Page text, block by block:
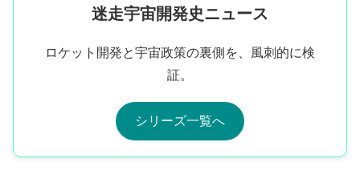
迷走宇宙開発史ニュース
ロケット開発と宇宙政策の裏側を、風刺的に検
証。
シリーズ一覧へ